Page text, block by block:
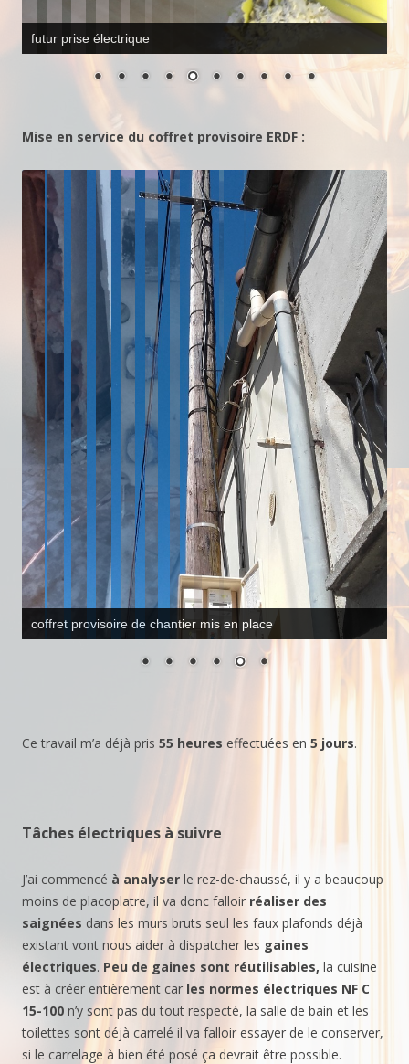
passage gaines électriques
Mise en service du coffret provisoire ERDF :
piquet de terre provisoire
Ce travail m’a déjà pris 55 heures effectuées en 5 jours.
Tâches électriques à suivre
J’ai commencé à analyser le rez-de-chaussé, il y a beaucoup
moins de placoplatre, il va donc falloir réaliser des
saignées dans les murs bruts seul les faux plafonds déjà
existant vont nous aider à dispatcher les gaines
électriques. Peu de gaines sont réutilisables, la cuisine
est à créer entièrement car les normes électriques NF C
15-100 n’y sont pas du tout respecté, la salle de bain et les
toilettes sont déjà carrelé il va falloir essayer de le conserver,
si le carrelage à bien été posé ça devrait être possible.